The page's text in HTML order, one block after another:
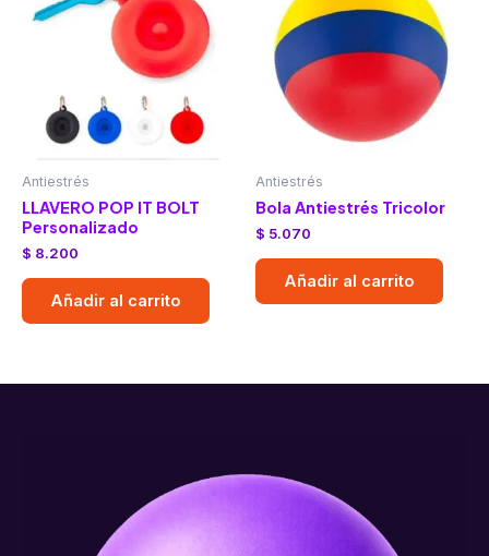
Antiestrés
LLAVERO POP IT BOLT
Personalizado
$ 8.200
Añadir al carrito
Antiestrés
Bola Antiestrés Tricolor
$ 5.070
Añadir al carrito